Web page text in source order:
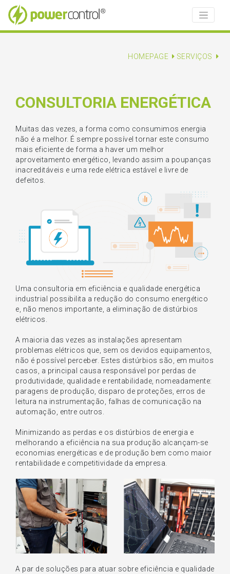
HOMEPAGE SERVIÇOS
CONSULTORIA ENERGÉTICA
Muitas das vezes, a forma como consumimos energia
não é a melhor. É sempre possível tornar este consumo
mais eficiente de forma a haver um melhor
aproveitamento energético, levando assim a poupanças
inacreditáveis e uma rede elétrica estável e livre de
defeitos.
Uma consultoria em eficiência e qualidade energética
industrial possibilita a redução do consumo energético
e, não menos importante, a eliminação de distúrbios
elétricos.
A maioria das vezes as instalações apresentam
problemas elétricos que, sem os devidos equipamentos,
não é possível perceber. Estes distúrbios são, em muitos
casos, a principal causa responsável por perdas de
produtividade, qualidade e rentabilidade, nomeadamente:
paragens de produção, disparo de proteções, erros de
leitura na instrumentação, falhas de comunicação na
automação, entre outros.
Minimizando as perdas e os distúrbios de energia e
melhorando a eficiência na sua produção alcançam-se
economias energéticas e de produção bem como maior
rentabilidade e competitividade da empresa.
A par de soluções para atuar sobre eficiência e qualidade